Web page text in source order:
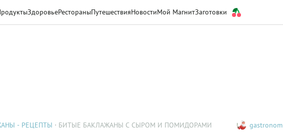
ЗдоровьеРестораныПутешествияНовостиМой МагнитЗаготовки
- РЕЦЕПТЫ БИТЫЕ БАКЛАЖАНЫ С СЫРОМ И ПОМИДОРАМИ gastronom